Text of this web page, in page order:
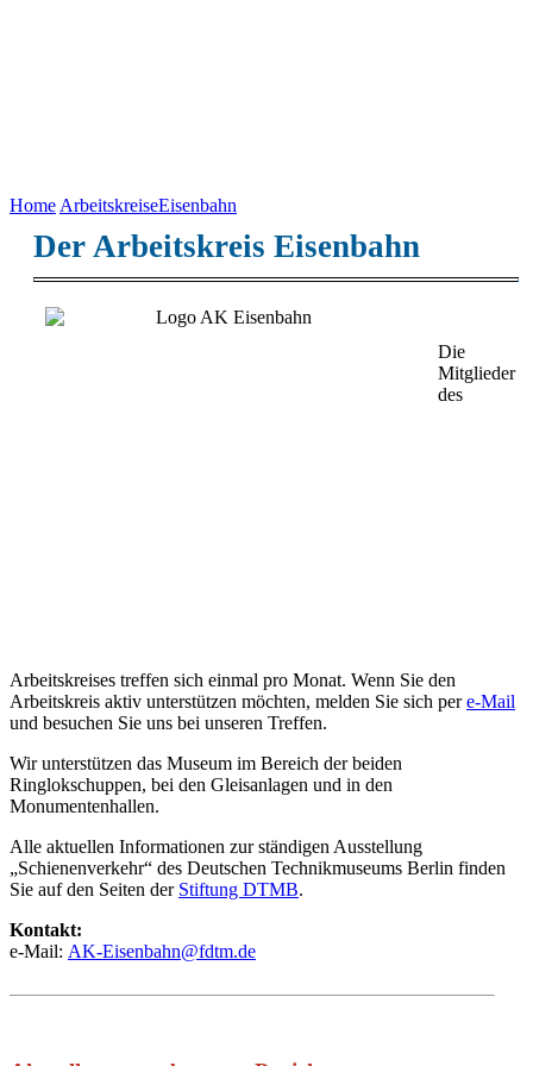
Home ArbeitskreiseEisenbahn
Der Arbeitskreis Eisenbahn
Die
Mitglieder
des
Arbeitskreises treffen sich einmal pro Monat. Wenn Sie den
Arbeitskreis aktiv unterstützen möchten, melden Sie sich pere-Mail
und besuchen Sie uns bei unseren Treffen.
Wir unterstützen das Museum im Bereich der beiden
Ringlokschuppen, bei den Gleisanlagen und in den
Monumentenhallen.
Alle aktuellen Informationen zur ständigen Ausstellung
„Schienenverkehr“ des Deutschen Technikmuseums Berlin finden
Sie auf den Seiten der Stiftung DTMB.
Kontakt:
e-Mail: AK-Eisenbahn@fdtm.de